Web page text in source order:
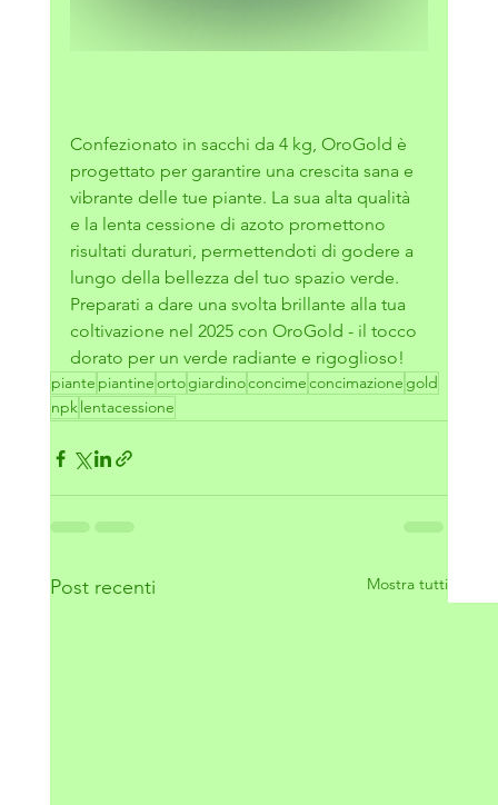
Confezionato in sacchi da 4 kg, OroGold è
progettato per garantire una crescita sana e
vibrante delle tue piante. La sua alta qualità
e la lenta cessione di azoto promettono
risultati duraturi, permettendoti di godere a
lungo della bellezza del tuo spazio verde.
Preparati a dare una svolta brillante alla tua
coltivazione nel 2025 con OroGold - il tocco
dorato per un verde radiante e rigoglioso!
piante piantineortogiardinoconcimeconcimazione gold
npklentacessione
Post recenti Mostra tutti